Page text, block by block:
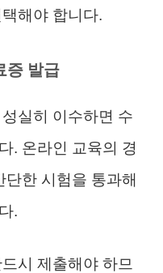
해야 합니다.
증 발급
실히 이수하면 수
. 온라인 교육의 경
단한 시험을 통과해
.
시 제출해야 하므